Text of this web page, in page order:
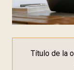
Título de la